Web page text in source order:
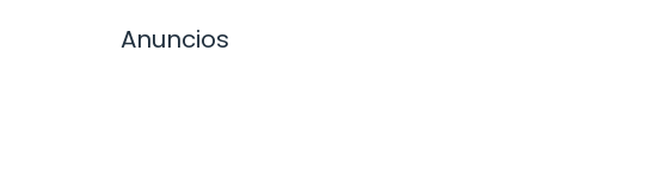
Anuncios